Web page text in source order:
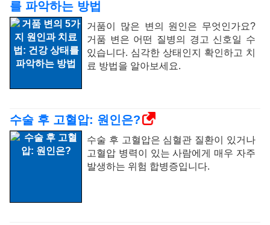
를 파악하는 방법
거품이 많은 변의 원인은 무엇인가요?
거품 변은 어떤 질병의 경고 신호일 수
있습니다. 심각한 상태인지 확인하고 치
료 방법을 알아보세요.
수술 후 고혈압: 원인은?
수술 후 고혈압은 심혈관 질환이 있거나
고혈압 병력이 있는 사람에게 매우 자주
발생하는 위험 합병증입니다.